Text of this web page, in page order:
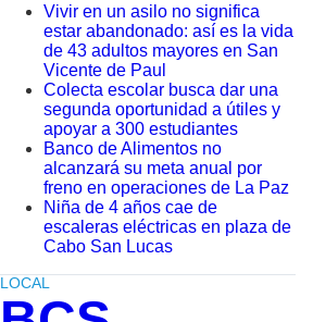
Vivir en un asilo no significa
estar abandonado: así es la vida
de 43 adultos mayores en San
Vicente de Paul
Colecta escolar busca dar una
segunda oportunidad a útiles y
apoyar a 300 estudiantes
Banco de Alimentos no
alcanzará su meta anual por
freno en operaciones de La Paz
Niña de 4 años cae de
escaleras eléctricas en plaza de
Cabo San Lucas
LOCAL